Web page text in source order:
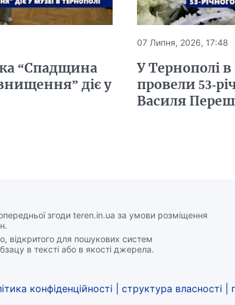
“Спадщина
діє у
07 Липня, 2026, 17:48
У Тернополі
провели 53-
Василя
згоди teren.in.ua за умови розміщення
відкритого для пошукових систем
в тексті або в якості джерела.
конфіденційності |структура власності